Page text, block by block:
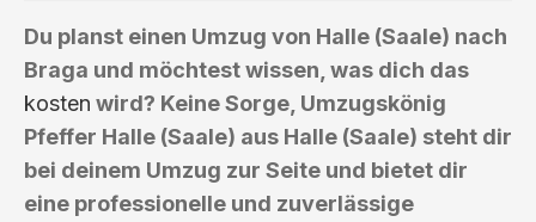
Du planst einen Umzug von Halle (Saale) nach
Braga und möchtest wissen, was dich das
kosten wird? Keine Sorge, Umzugskönig
Pfeffer Halle (Saale) aus Halle (Saale) steht dir
bei deinem Umzug zur Seite und bietet dir
eine professionelle und zuverlässige